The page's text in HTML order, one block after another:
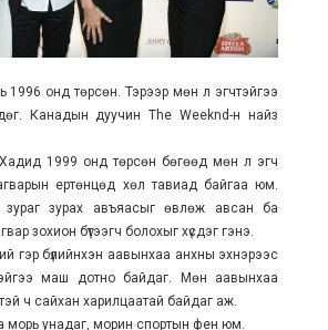
онд төрсөн. Тэрээр мөн л эгчтэйгээ
Канадын дуучин The Weeknd-н найз
1999 онд төрсөн бөгөөд мөн л эгч
ертөнцөд хөл тавиад байгаа юм.
зураг зурах авъяасыг өвлөж авсан ба
зохион бүтээгч болохыг хүсдэг гэнэ.
гэр бүлийнхэн аавынхаа анхны эхнэрээс
маш дотно байдаг. Мөн аавынхаа
ч сайхан харилцаатай байдаг аж.
морь унадаг, морин спортын фен юм.